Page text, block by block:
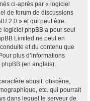
ci-après par « logiciel
de forum de discussions
2.0 » et qui peut être
logiciel phpBB a pour seul
Limited ne peut en
et du contenu que
plus d’informations
phpBB (en anglais).
abusif, obscène,
etc. qui pourrait
dans lequel le serveur de